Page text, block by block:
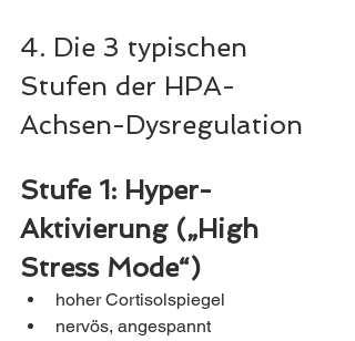
4. Die 3 typischen
Stufen der HPA-
Achsen-Dysregulation
Stufe 1: Hyper-
Aktivierung („High
Stress Mode“)
hoher Cortisolspiegel
nervös, angespannt